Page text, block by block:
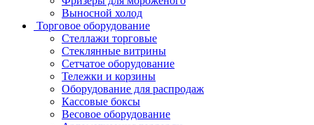
Выносной холод
Торговое оборудование
Стеллажи торговые
Стеклянные витрины
Сетчатое оборудование
Тележки и корзины
Оборудование для распродаж
Кассовые боксы
Весовое оборудование